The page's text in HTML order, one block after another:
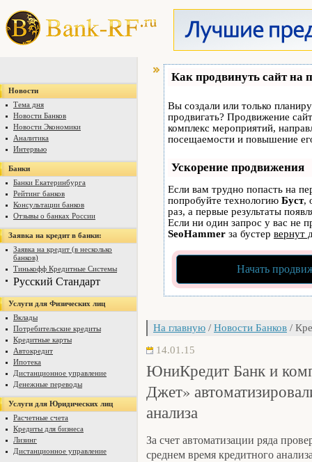
Новости
Тема дня
Новости Банков
Новости Экономики
Аналитика
Интервью
Банки
Банки Екатеринбурга
Рейтинг банков
Консультации банков
Отзывы о банках России
Заявка на кредит в банки:
Заявка на кредит (в несколько
банков)
Тинькофф Кредитные Системы
Русский Стандарт
Услуги для Физических лиц
Вклады
Потребительские кредиты
Кредитные карты
Автокредит
Ипотека
Дистанционное управление
Денежные переводы
Услуги для Юридических лиц
Расчетные счета
Кредиты для бизнеса
Лизинг
Дистанционное управление
Как продвинуть сайт на
Вы создали или только
продвигать? Продвижение
комплекс мероприятий,
посещаемости и повышение
Ускорение продвижения
Если вам трудно попасть на
попробуйте технологию Буст,
раз, а первые результаты
Если ни один запрос у вас не
SeoHammer за бустер вернут
Начать
На главную / Новости Банков /
14.01.15
ЮниКредит Банк и
Джет»
анализа
За счет автоматизации ряда
среднем время кредитного